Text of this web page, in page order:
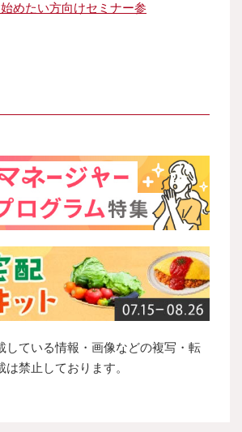
めたい方向けセミナー参
している情報・画像などの複写・転
は禁止しております。